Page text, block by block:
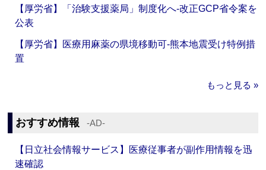
【厚労省】「治験支援薬局」制度化へ‐改正GCP省令案を
公表
【厚労省】医療用麻薬の県境移動可‐熊本地震受け特例措
置
もっと見る »
おすすめ情報 ‐AD‐
【日立社会情報サービス】医療従事者が副作用情報を迅
速確認